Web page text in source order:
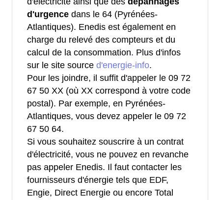
d'urgence dans le 64 (Pyrénées-
Atlantiques). Enedis est également en
charge du relevé des compteurs et du
calcul de la consommation. Plus d'infos
sur le site source d'energie-info.
Pour les joindre, il suffit d'appeler le 09 72
67 50 XX (où XX correspond à votre code
postal). Par exemple, en Pyrénées-
Atlantiques, vous devez appeler le 09 72
67 50 64.
Si vous souhaitez souscrire à un contrat
d'électricité, vous ne pouvez en revanche
pas appeler Enedis. Il faut contacter les
fournisseurs d'énergie tels que EDF,
Engie, Direct Energie ou encore Total